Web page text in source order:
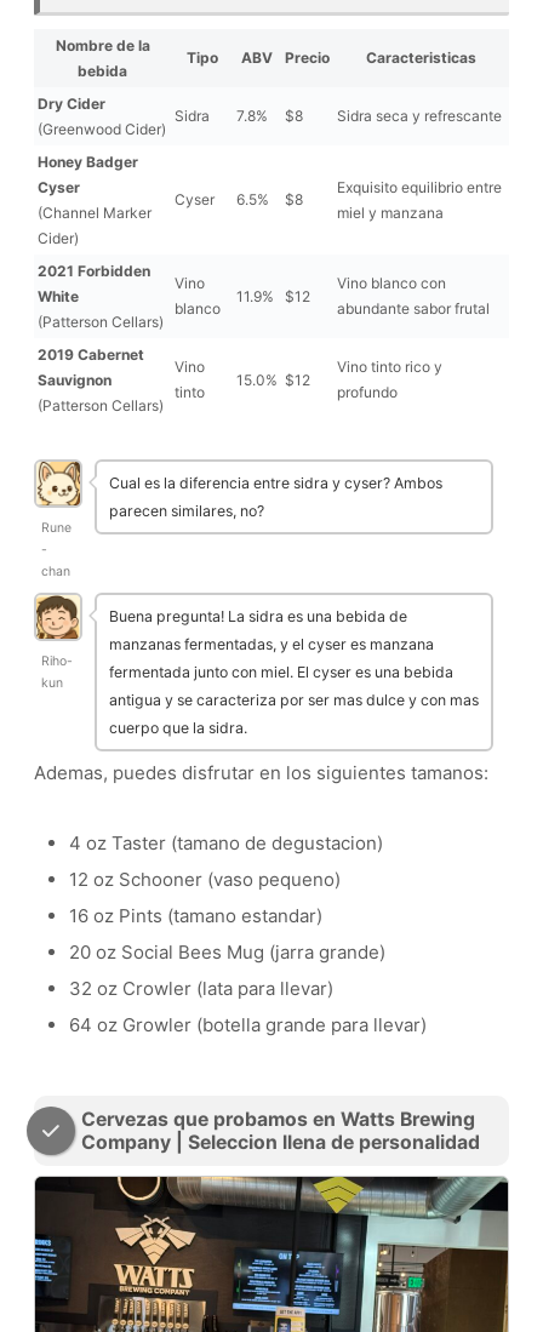
Nombre de la
bebida
Tipo ABV Precio Caracteristicas
Dry Cider
(Greenwood Cider)
Sidra 7.8% $8 Sidra seca y refrescante
Honey Badger
Cyser
(Channel Marker
Cider)
Cyser 6.5% $8
Exquisito equilibrio entre
miel y manzana
2021 Forbidden
White
(Patterson Cellars)
Vino
blanco
11.9% $12
Vino blanco con
abundante sabor frutal
2019 Cabernet
Sauvignon
(Patterson Cellars)
Vino
tinto
15.0% $12
Vino tinto rico y
profundo
Rune
-
chan
Cual es la diferencia entre sidra y cyser? Ambos
parecen similares, no?
Riho-
kun
Buena pregunta! La sidra es una bebida de
manzanas fermentadas, y el cyser es manzana
fermentada junto con miel. El cyser es una bebida
antigua y se caracteriza por ser mas dulce y con mas
cuerpo que la sidra.
Ademas, puedes disfrutar en los siguientes tamanos:
4 oz Taster (tamano de degustacion)
12 oz Schooner (vaso pequeno)
16 oz Pints (tamano estandar)
20 oz Social Bees Mug (jarra grande)
32 oz Crowler (lata para llevar)
64 oz Growler (botella grande para llevar)
Cervezas que probamos en Watts Brewing
Company | Seleccion llena de personalidad